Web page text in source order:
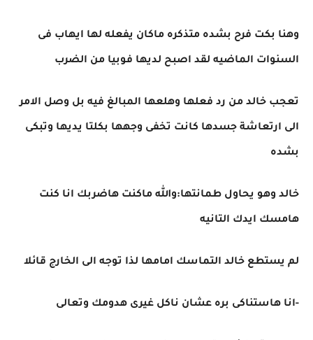
وهنا بكت فرح بشده متذكره ماكان يفعله لها ايهاب فى
السنوات الماضيه لقد اصبح لديها فوبيا من الضرب
تعجب خالد من رد فعلها وهلعها المبالغ فيه بل وصل الامر
الى ارتعاشة جسدها كانت تخفى وجهها بكلتا يديها وتبكى
بشده
خالد وهو يحاول طمانتها:والله ماكنت هاضربك انا كنت
هامسك ايدك التانيه
لم يستطع خالد التماسك امامها لذا توجه الى الخارج قائلا
-انا هاستناكى بره عشان ناكل غيرى هدومك وتعالى